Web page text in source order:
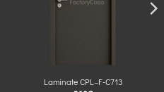
Laminate CPL–F-C713